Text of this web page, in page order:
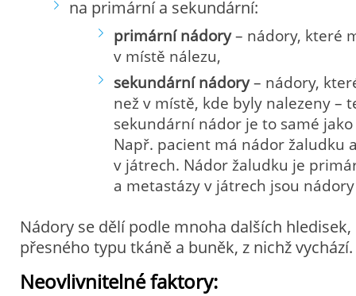
na primární a sekundární:
primární nádory– nádory, které
v místě nálezu,
sekundární nádory– nádory,
než v místě, kde byly nalezeny –
sekundární nádor je to samé
Např. pacient má nádor žaludku
v játrech. Nádor žaludku je
a metastázy v játrech jsou
Nádory se dělí podle mnoha dalších
přesného typu tkáně a buněk, z nichž vychází.
Neovlivnitelné faktory: